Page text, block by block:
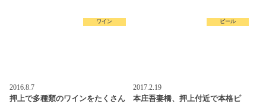
ワイン
2016.8.7
押上で多種類のワインをたくさん
ビール
2017.2.19
本庄吾妻橋、押上付近で本格ピ